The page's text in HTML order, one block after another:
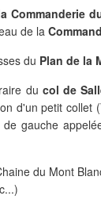
Commanderie
de la
du Plan de la
du col de
d'un petit collet (
gauche
du Mont